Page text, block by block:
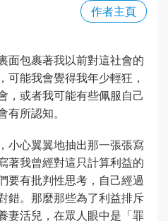
作者主頁
面包裹著我以前對這社會的
可能我會覺得我年少輕狂，
，或者我可能有些佩服自己
所認知。
小心翼翼地抽出那一張張寫
著我曾經對這只計算利益的
要有批判性思考，自己經過
錯。那麼那些為了利益排斥
妻活兒，在眾人眼中是「罪